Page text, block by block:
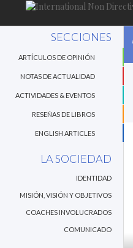
SECCIONES
ARTÍCULOS DE OPINIÓN
NOTAS DE ACTUALIDAD
ACTIVIDADES & EVENTOS
RESEÑAS DE LIBROS
ENGLISH ARTICLES
LA SOCIEDAD
IDENTIDAD
MISIÓN, VISIÓN Y OBJETIVOS
COACHES INVOLUCRADOS
COMUNICADO